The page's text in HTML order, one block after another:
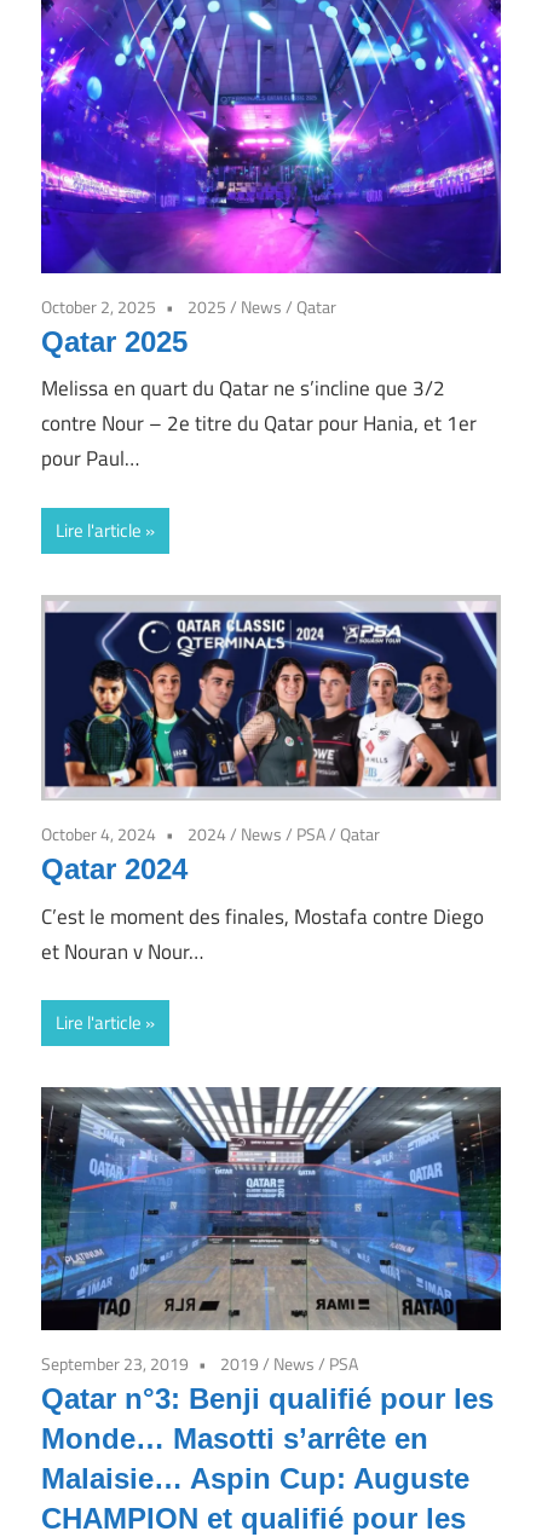
October 2, 2025 2025/ News/Qatar
Qatar 2025
Melissa en quart du Qatar ne s’incline que 3/2
contre Nour – 2e titre du Qatar pour Hania, et 1er
pour Paul…
Lire l'article
October 4, 2024 2024/ News/ PSA/Qatar
Qatar 2024
C’est le moment des finales, Mostafa contre Diego
et Nouran v Nour…
Lire l'article
September 23, 2019 2019/ News/ PSA
Qatar n°3: Benji qualifié pour les
Monde… Masotti s’arrête en
Malaisie… Aspin Cup: Auguste
CHAMPION et qualifié pour les